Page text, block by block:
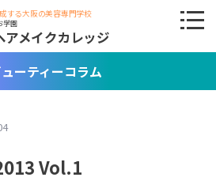
する大阪の美容専門学校
学園
アメイクカレッジ
ーティーコラム
Vol.1